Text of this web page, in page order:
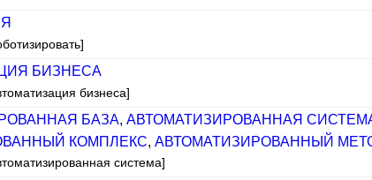
БИЗНЕСА
бизнеса]
БАЗА, АВТОМАТИЗИРОВАННАЯ
КОМПЛЕКС,АВТОМАТИЗИРОВАННЫЙ
система]